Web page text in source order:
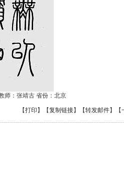
师：张靖古 省份：北京
【打印 】【复制链接】【转发邮件】